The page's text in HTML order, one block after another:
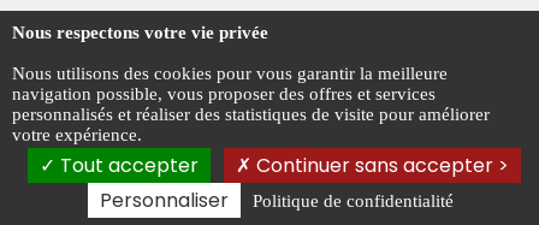
Conditions générales de vente
Mentions légales
Politique de confidentialité
Gestion des cookies
Nous respectons votre vie privée
Nous utilisons des cookies pour vous garantir la meilleure
navigation possible, vous proposer des offres et services
personnalisés et réaliser des statistiques de visite pour améliorer
votre expérience.
Tout accepter
Continuer sans accepter >
Personnaliser
Politique de confidentialité